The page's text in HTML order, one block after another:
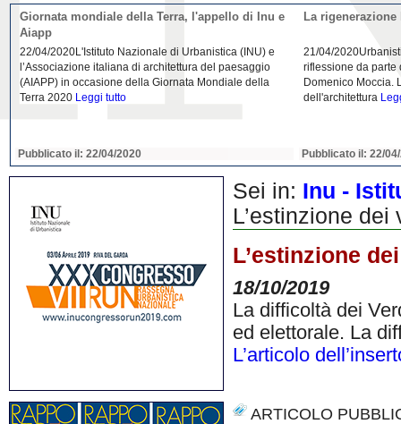
Giornata mondiale della Terra, l'appello di Inu e
Aiapp
22/04/2020L'Istituto Nazionale di Urbanistica (INU) e
l’Associazione italiana di architettura del paesaggio
(AIAPP) in occasione della Giornata Mondiale della
Terra 2020 Leggi tutto
Pubblicato il: 22/04/2020
La
21/04/
riflessione da parte
Domenico Moccia.
dell'architettura
Pubblicato il: 22/
Sei in: Inu -
L’estinzione
L’estinzione
18/10/2019
La difficoltà dei
ed elettorale. La
L’articolo
ARTICOLO